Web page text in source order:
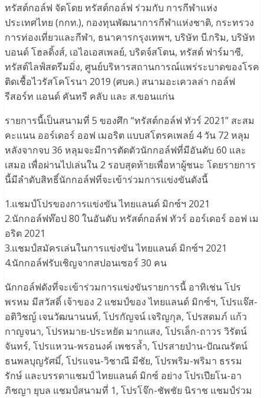
ทรัสต์กอล์ฟ จัดโดย ทรัสต์กอล์ฟ ร่วมกับ การกีฬาแห่ง
ประเทศไทย (กกท.), กองทุนพัฒนาการกีฬาแห่งชาติ, กระทรวง
การท่องเที่ยวและกีฬา, ธนาคารกรุงเทพฯ, บริษัท บี.กริม, บริษัท
บอนด์ โฮลดิ้งส์, เอไอเอสเพลย์, บริดจ์สโตน, ทรัสต์ ฟาร์มาซี,
ทรัสต์ไลฟ์สตรีมมิ่ง, ศูนย์บริหารสถานการณ์แพร่ระบาดของโรค
ติดเชื้อไวรัสโคโรนา 2019 (ศบค.) สนามอะเควลล่า กอล์ฟ
รีสอร์ท แอนด์ คันทรี คลับ และ ส.ขอนแก่น
รายการนี้เป็นสนามที่ 5 ของศึก “ทรัสต์กอล์ฟ ทัวร์ 2021” สะสม
คะแนน ออร์เดอร์ ออฟ เมอริต แบบสโตรคเพลย์ 4 วัน 72 หลุม
หลังจากจบ 36 หลุมจะมีการตัดตัวนักกอล์ฟที่มีอันดับ 60 และ
เสมอ เพื่อผ่านไปเล่นใน 2 รอบสุดท้ายเพื่อหาผู้ชนะ โดยรายการ
นี้มีลำดับสิทธิ์นักกอล์ฟที่จะเข้าร่วมการแข่งขันดังนี้
1.แชมป์โปรของการแข่งขัน ไทยแลนด์ มิกซ์ฯ 2021
2.นักกอล์ฟท๊อป 80 ในอันดับ ทรัสต์กอล์ฟ ทัวร์ ออร์เดอร์ ออฟ เม
อริต 2021
3.แชมป์สมัครเล่นในการแข่งขัน ไทยแลนด์ มิกซ์ฯ 2021
4.นักกอล์ฟรับเชิญจากสปอนเซอร์ 30 คน
นักกอล์ฟดังที่จะเข้าร่วมการแข่งขันรายการนี้ อาทิเช่น โปร
พรหม มีสวัสดิ์ เจ้าของ 2 แชมป์ของ ไทยแลนด์ มิกซ์ฯ, โปรแจ๊ส-
อติวิชญ์ เจนวัฒนานนท์, โปรกัญจน์ เจริญกุล, โปรสดมภ์ แก้ว
กาญจนา, โปรหมาย-ประหยัด มากแสง, โปรเล็ก-ถาวร วิรัตน์
จันทร์, โปรแหวน-พรอนงค์ เพชรล้ำ, โปรสายป่าน-ปัณณรัตน์
ธนพลบุญรัศมิ์, โปรแจน-วิชาณี มีชัย, โปรพริม-พริมา ธรรม
รักษ์ และบรรดาแชมป์ ไทยแลนด์ มิกซ์ อย่าง โปรเปียโน-อา
ภิชญา ยุบล แชมป์สนามที่ 1, โปรโจ๊ก-ชัพชัย นิราช แชมป์ร่วม